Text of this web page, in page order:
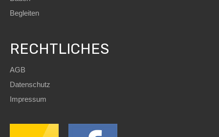
Begleiten
RECHTLICHES
AGB
Datenschutz
Impressum